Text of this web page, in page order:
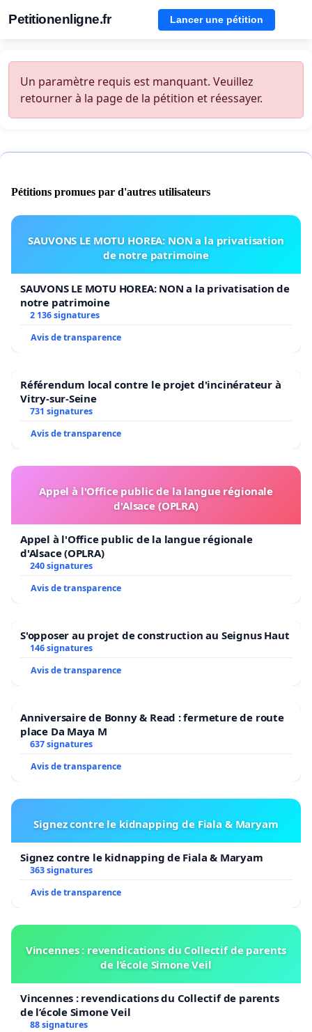
Petitionenligne.fr Lancer une pétition
Un paramètre requis est manquant. Veuillez
retourner à la page de la pétition et réessayer.
Pétitions promues par d'autres utilisateurs
SAUVONS LE MOTU HOREA: NON a la privatisation
de notre patrimoine
SAUVONS LE MOTU HOREA: NON a la privatisation de
notre patrimoine
2 136 signatures
Avis de transparence
Référendum local contre le projet d'incinérateur à
Vitry-sur-Seine
731 signatures
Avis de transparence
Appel à l'Office public de la langue régionale
d'Alsace (OPLRA)
Appel à l'Office public de la langue régionale
d'Alsace (OPLRA)
240 signatures
Avis de transparence
S'opposer au projet de construction au Seignus Haut
146 signatures
Avis de transparence
Anniversaire de Bonny & Read : fermeture de route
place Da Maya M
637 signatures
Avis de transparence
Signez contre le kidnapping de Fiala & Maryam
Signez contre le kidnapping de Fiala & Maryam
363 signatures
Avis de transparence
Vincennes : revendications du Collectif de parents
de l’école Simone Veil
Vincennes : revendications du Collectif de parents
de l’école Simone Veil
88 signatures